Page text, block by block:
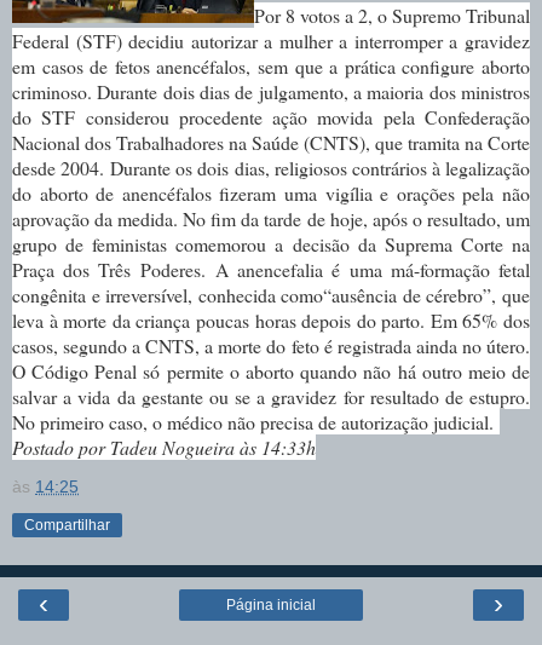
Por 8 votos a 2, o Supremo Tribunal
Federal (STF) decidiu autorizar a mulher a interromper a gravidez
em casos de fetos anencéfalos, sem que a prática configure aborto
criminoso. Durante dois dias de julgamento, a maioria dos ministros
do STF considerou procedente ação movida pela Confederação
Nacional dos Trabalhadores na Saúde (CNTS), que tramita na Corte
desde 2004.Durante os dois dias, religiosos contrários à legalização
do aborto de anencéfalos fizeram uma vigília e orações pela não
aprovação da medida. No fim da tarde de hoje, após o resultado, um
grupo de feministas comemorou a decisão da Suprema Corte na
Praça dos Três Poderes. A anencefalia é uma má-formação fetal
congênita e irreversível, conhecida como“ausência de cérebro”, que
leva à morte da criança poucas horas depois do parto. Em 65% dos
casos, segundo a CNTS, a morte do feto é registrada ainda no útero.
O Código Penal só permite o aborto quando não há outro meio de
salvar a vida da gestante ou se a gravidez for resultado de estupro.
No primeiro caso, o médico não precisa de autorização judicial.
Postado por Tadeu Nogueira às 14:33h
às 14:25
Compartilhar
‹ ›
Página inicial